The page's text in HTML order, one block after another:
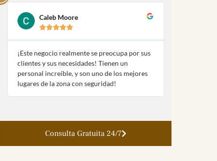
Caleb Moore

¡Este negocio realmente se preocupa por sus
clientes y sus necesidades! Tienen un
personal increíble, y son uno de los mejores
lugares de la zona con seguridad!
Consulta Gratuita 24/7